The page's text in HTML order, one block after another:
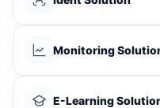
Monitoring
E-Learning